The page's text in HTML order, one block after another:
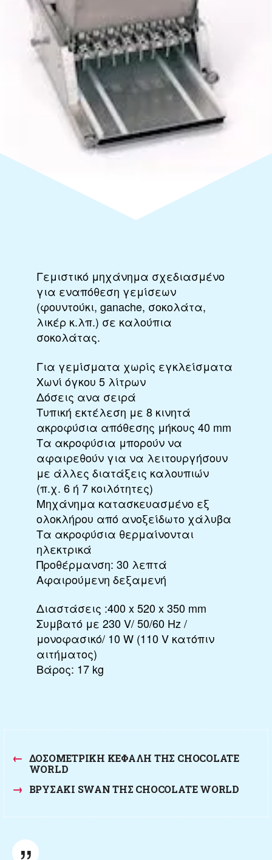
Γεμιστικό μηχάνημα σχεδιασμένο
για εναπόθεση γεμίσεων
(φουντούκι, ganache, σοκολάτα,
λικέρ κ.λπ.) σε καλούπια
σοκολάτας.
Για γεμίσματα χωρίς εγκλείσματα
Χωνί όγκου 5 λίτρων
Δόσεις ανα σειρά
Τυπική εκτέλεση με 8 κινητά
ακροφύσια απόθεσης μήκους 40 mm
Τα ακροφύσια μπορούν να
αφαιρεθούν για να λειτουργήσουν
με άλλες διατάξεις καλουπιών
(π.χ. 6 ή 7 κοιλότητες)
Μηχάνημα κατασκευασμένο εξ
ολοκλήρου από ανοξείδωτο χάλυβα
Τα ακροφύσια θερμαίνονται
ηλεκτρικά
Προθέρμανση: 30 λεπτά
Αφαιρούμενη δεξαμενή
Διαστάσεις :400 x 520 x 350 mm
Συμβατό με 230 V/ 50/60 Hz /
μονοφασικό/ 10 W (110 V κατόπιν
αιτήματος)
Βάρος: 17 kg
← ΔΟΣΟΜΕΤΡΙΚΉ ΚΕΦΑΛΉ ΤΗΣ CHOCOLATE
WORLD
→ ΒΡΥΣΆΚΙ SWAN ΤΗΣ CHOCOLATE WORLD